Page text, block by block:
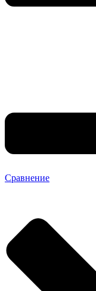
Сравнение